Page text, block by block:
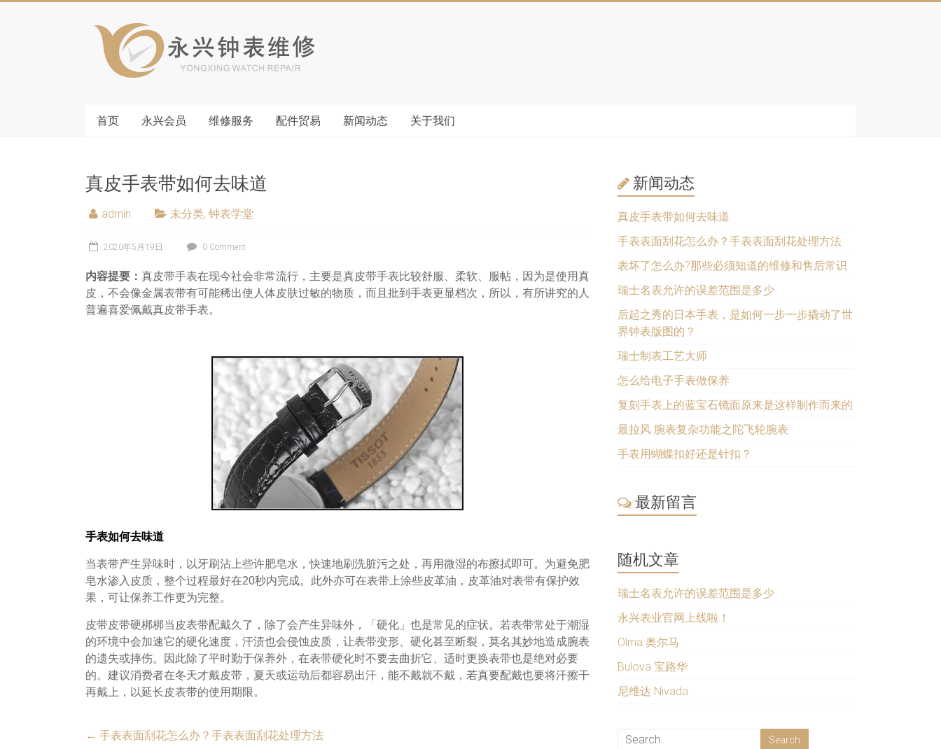
首页 永兴会员 维修服务 配件贸易 新闻动态 关于我们
真皮手表带如何去味道
admin 未分类, 钟表学堂
2020年5月19日 0 Comment
内容提要： 真皮带手表在现今社会非常流行，主要是真皮带手表比较舒服、柔软、服帖，因为是使用真
皮，不会像金属表带有可能稀出使人体皮肤过敏的物质，而且批到手表更显档次，所以，有所讲究的人
普遍喜爱佩戴真皮带手表。
手表如何去味道
当表带产生异味时，以牙刷沾上些许肥皂水，快速地刷洗脏污之处，再用微湿的布擦拭即可。为避免肥
皂水渗入皮质，整个过程最好在20秒内完成。此外亦可在表带上涂些皮革油，皮革油对表带有保护效
果，可让保养工作更为完整。
皮带皮带硬梆梆当皮表带配戴久了，除了会产生异味外，「硬化」也是常见的症状。若表带常处于潮湿
的环境中会加速它的硬化速度，汗渍也会侵蚀皮质，让表带变形、硬化甚至断裂，莫名其妙地造成腕表
的遗失或摔伤。因此除了平时勤于保养外，在表带硬化时不要去曲折它、适时更换表带也是绝对必要
的。建议消费者在冬天才戴皮带，夏天或运动后都容易出汗，能不戴就不戴，若真要配戴也要将汗擦干
再戴上，以延长皮表带的使用期限。
← 手表表面刮花怎么办？手表表面刮花处理方法
新闻动态
真皮手表带如何去味道
手表表面刮花怎么办？手表表面刮花处理方法
表坏了怎么办?那些必须知道的维修和售后常识
瑞士名表允许的误差范围是多少
后起之秀的日本手表，是如何一步一步撬动了世
界钟表版图的？
瑞士制表工艺大师
怎么给电子手表做保养
复刻手表上的蓝宝石镜面原来是这样制作而来的
最拉风 腕表复杂功能之陀飞轮腕表
手表用蝴蝶扣好还是针扣？
最新留言
随机文章
瑞士名表允许的误差范围是多少
永兴表业官网上线啦！
Olma 奥尔马
Bulova 宝路华
尼维达 Nivada